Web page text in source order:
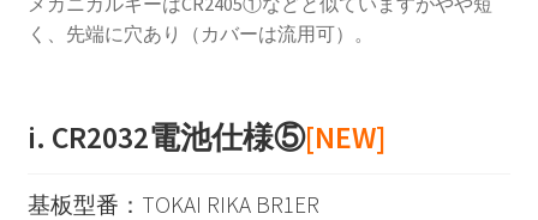
く、先端に穴あり（カバーは流用可）。
i. CR2032電池仕様⑤[NEW]
基板型番：TOKAI RIKA BR1ER